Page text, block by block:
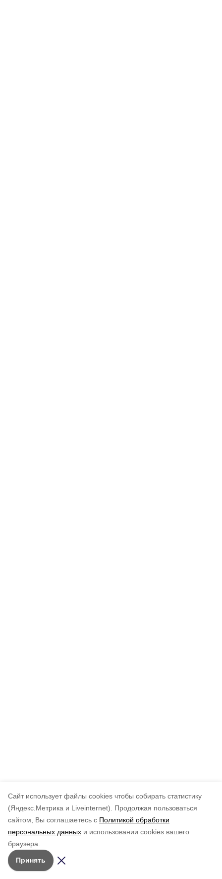
Cайт использует файлы cookies чтобы собирать статистику
(Яндекс.Метрика и Liveinternet).
Продолжая пользоваться
сайтом, Вы соглашаетесь с Политикой обработки
персональных данных и использовании cookies вашего
браузера.
Принять